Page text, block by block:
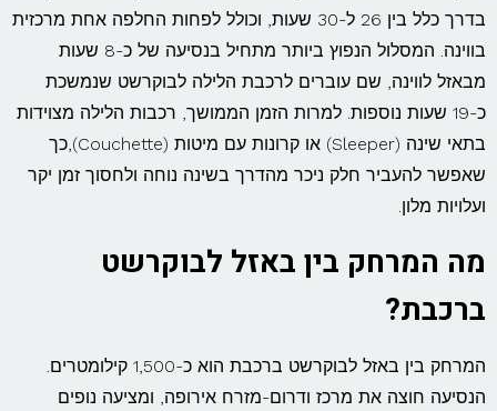
בדרך כלל בין 26 ל-30 שעות, וכולל לפחות החלפה אחת מרכזית
בווינה. המסלול הנפוץ ביותר מתחיל בנסיעה של כ-8 שעות
מבאזל לווינה, שם עוברים לרכבת הלילה לבוקרשט שנמשכת
כ-19 שעות נוספות. למרות הזמן הממושך, רכבות הלילה מצוידות
בתאי שינה (Sleeper) או קרונות עם מיטות (Couchette),כך
שאפשר להעביר חלק ניכר מהדרך בשינה נוחה ולחסוך זמן יקר
ועלויות מלון.
מה המרחק בין באזל לבוקרשט
ברכבת?
המרחק בין באזל לבוקרשט ברכבת הוא כ-1,500 קילומטרים.
הנסיעה חוצה את מרכז ודרום-מזרח אירופה, ומציעה נופים